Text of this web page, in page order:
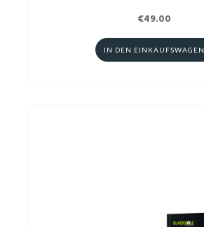
€49.00
IN DEN EINKAUFSWAGEN